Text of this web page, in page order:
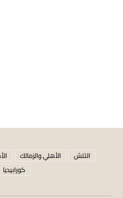
الأهلي والزمالك
التتش
كورابيديا